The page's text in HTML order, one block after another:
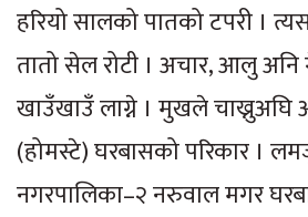
हरियो सालको पातको टपरी ।
तातो सेल रोटी । अचार, आलु अनि
खाउँखाउँ लाग्ने । मुखले
(होमस्टे) घरबासको परिकार ।
नगरपालिका–२ नरुवाल मगर